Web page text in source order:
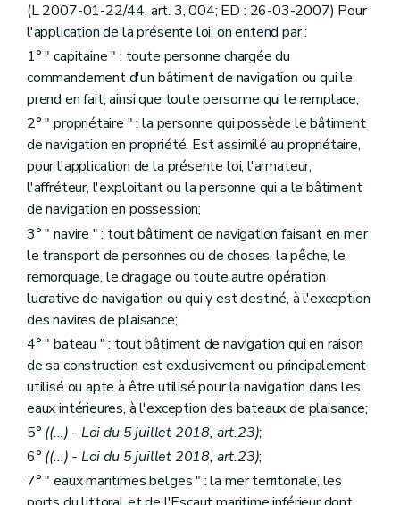
(L 2007-01-22/44, art. 3, 004; ED : 26-03-2007) Pour
l'application de la présente loi, on entend par :
1° " capitaine " : toute personne chargée du
commandement d'un bâtiment de navigation ou qui le
prend en fait, ainsi que toute personne qui le remplace;
2° " propriétaire " : la personne qui possède le bâtiment
de navigation en propriété. Est assimilé au propriétaire,
pour l'application de la présente loi, l'armateur,
l'affréteur, l'exploitant ou la personne qui a le bâtiment
de navigation en possession;
3° " navire " : tout bâtiment de navigation faisant en mer
le transport de personnes ou de choses, la pêche, le
remorquage, le dragage ou toute autre opération
lucrative de navigation ou qui y est destiné, à l'exception
des navires de plaisance;
4° " bateau " : tout bâtiment de navigation qui en raison
de sa construction est exclusivement ou principalement
utilisé ou apte à être utilisé pour la navigation dans les
eaux intérieures, à l'exception des bateaux de plaisance;
5° ((...) - Loi du 5 juillet 2018, art.23);
6° ((...) - Loi du 5 juillet 2018, art.23);
7° " eaux maritimes belges " : la mer territoriale, les